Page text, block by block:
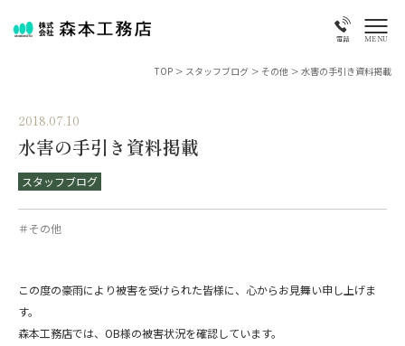
電話 MENU
TOP > スタッフブログ > その他 > 水害の手引き資料掲載
2018.07.10
水害の手引き資料掲載
スタッフブログ
＃その他
この度の豪雨により被害を受けられた皆様に、心からお見舞い申し上げま
す。
森本工務店では、OB様の被害状況を確認しています。